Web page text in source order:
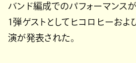
バンド編成でのパフォーマンス
1弾ゲストとしてヒコロヒーおよ
演が発表された。